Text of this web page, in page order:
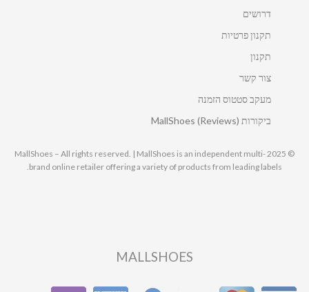
דרושים
תקנון פרטיות
תקנון
צור קשר
מעקב סטטוס הזמנה
ביקורות MallShoes (Reviews)
© 2025 MallShoes – All rights reserved. | MallShoes is an independent multi-
brand online retailer offering a variety of products from leading labels.
MALLSHOES